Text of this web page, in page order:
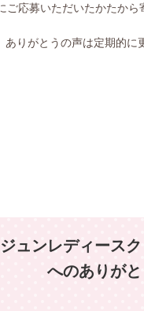
ご応募いただいたかたか
りがとうの声は定期的に
ジュンレディース
へのありが